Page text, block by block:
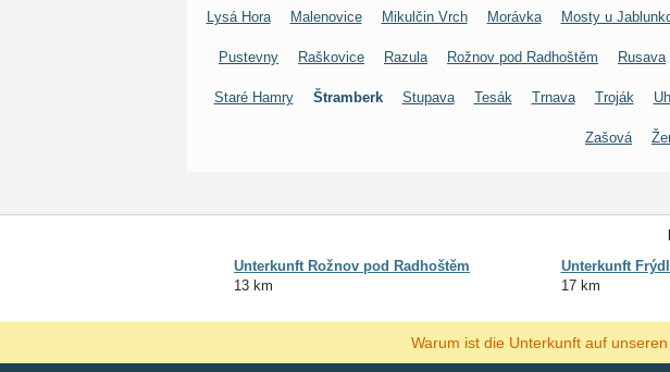
Lysá Hora Malenovice Mikulčin Vrch Morávka Mosty u
Pustevny Raškovice Razula Rožnov pod Radhoštěm Rusava
Staré Hamry Štramberk Stupava Tesák Trnava Troják
Zašová
Unterkunft Rožnov pod Radhoštěm
13 km
Unterkunft
17 km
Warum ist die Unterkunft auf unseren